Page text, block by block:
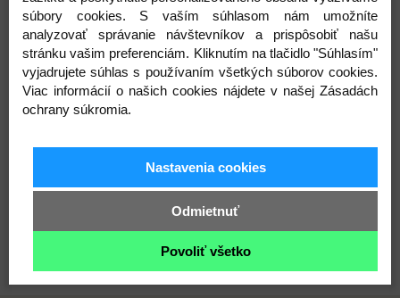
Prihláste sa na odber noviniek
Buďte prvý, kto to vie. Zaregistrujte sa na odber
súbory cookies. S vaším súhlasom nám umožníte
analyzovať správanie návštevníkov a prispôsobiť našu
stránku vašim preferenciám. Kliknutím na tlačidlo "Súhlasím"
vyjadrujete súhlas s používaním všetkých súborov cookies.
Viac informácií o našich cookies nájdete v našej Zásadách
ochrany súkromia.
Nastavenia cookies
Odmietnuť
Povoliť všetko